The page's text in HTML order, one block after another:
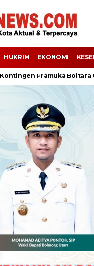
HUKRIM EKONOMI
Pramuka Boltara untuk